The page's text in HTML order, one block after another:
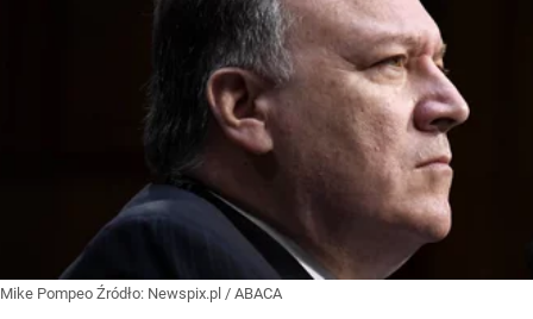
Mike Pompeo Źródło: Newspix.pl / ABACA